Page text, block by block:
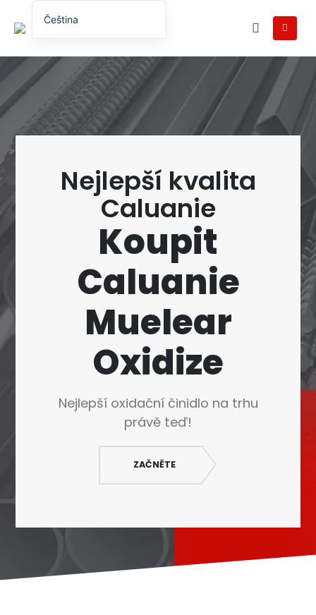
Nejlepší kvalita
Caluanie
Koupit
Caluanie
Muelear
Oxidize
Nejlepší oxidační činidlo na trhu
právě teď!
ZAČNĚTE
Čeština
English (UK)
English (Australia)
English (Canada)
English (New Zealand)
Беларуская мова
Azərbaycan dili
Español
Français du Canada
Bahasa Indonesia
日本語
नेपाली